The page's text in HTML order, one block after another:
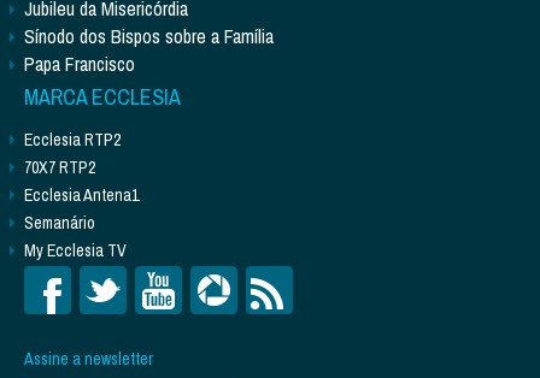
Jubileu da Misericórdia
Sínodo dos Bispos sobre a Família
Papa Francisco
MARCA ECCLESIA
Ecclesia RTP2
70X7 RTP2
Ecclesia Antena1
Semanário
My Ecclesia TV
Assine a newsletter